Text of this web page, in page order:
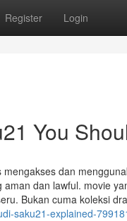
Register Login
You
dan
dan lawful. movie
Bukan cuma koleksi
saku21-explained-